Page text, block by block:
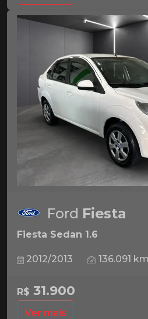
Ford Fiesta
Fiesta Sedan 1.6
2012/2013 136.091 km
R$ 31.900
Ver mais